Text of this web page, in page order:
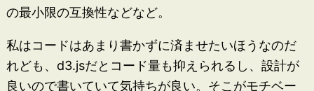
の最小限の互換性などなど。
私はコードはあまり書かずに済ませたいほうなのだ
れども、d3.jsだとコード量も抑えられるし、設計が
良いので書いていて気持ちが良い。そこがモチベー